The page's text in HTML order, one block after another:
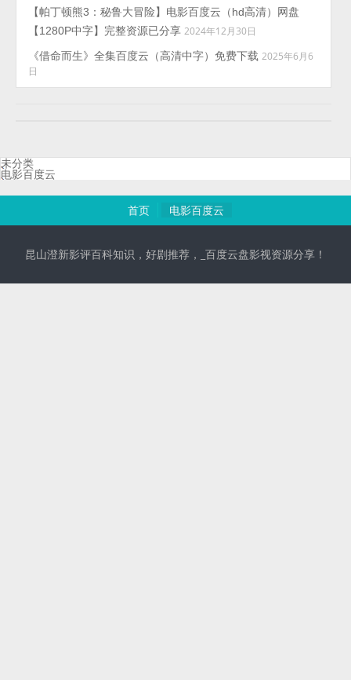
【帕丁顿熊3：秘鲁大冒险】电影百度云（hd高清）网盘
【1280P中字】完整资源已分享 2024年12月30日
《借命而生》全集百度云（高清中字）免费下载 2025年6月6
日
未分类
电影百度云
首页 电影百度云
昆山澄新影评百科知识，好剧推荐，_百度云盘影视资源分享！